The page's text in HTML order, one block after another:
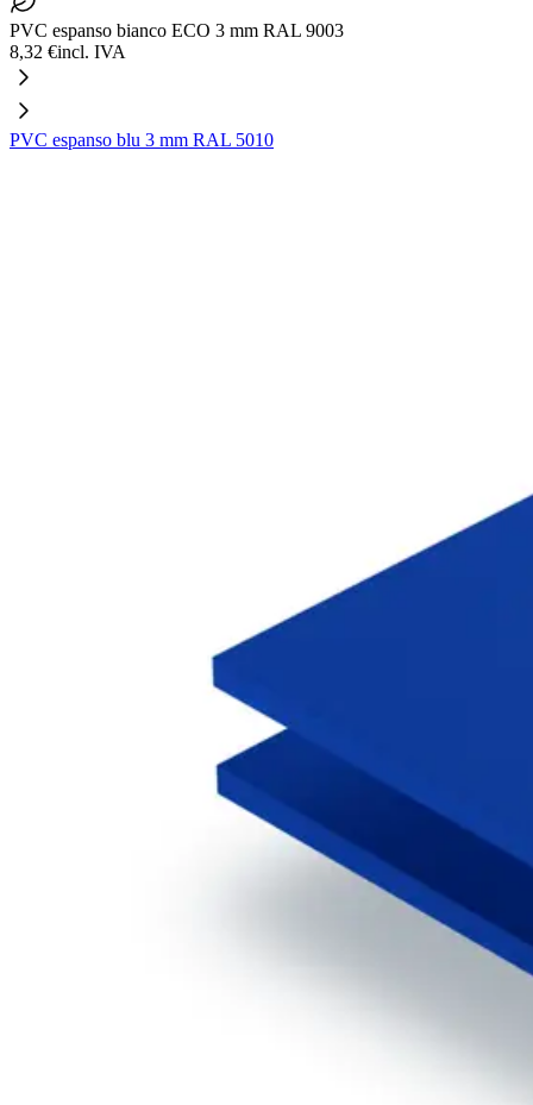
PVC espanso bianco ECO 3 mm RAL 9003
8,32 €incl. IVA
PVC espanso blu 3 mm RAL 5010